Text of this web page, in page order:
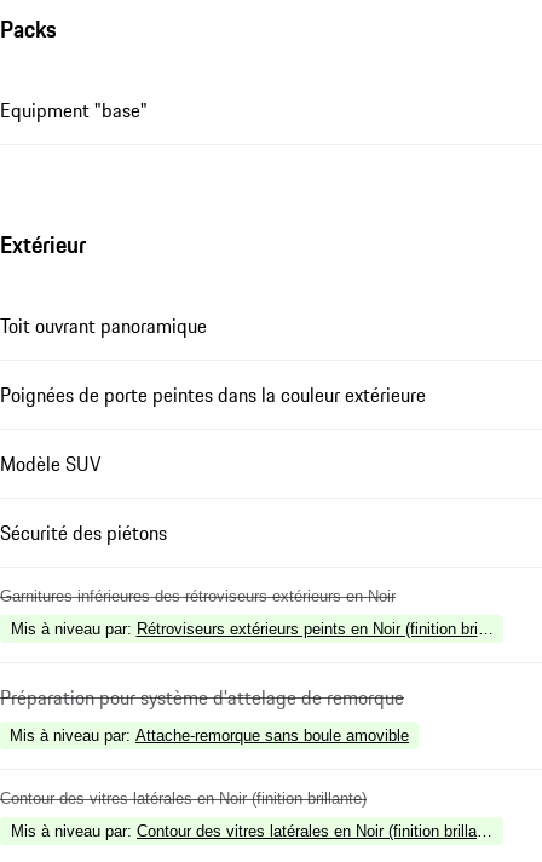
Packs
Equipment "base"
Extérieur
Toit ouvrant panoramique
Poignées de porte peintes dans la couleur extérieure
Modèle SUV
Sécurité des piétons
Garnitures inférieures des rétroviseurs extérieurs en Noir
Mis à niveau par: Rétroviseurs extérieurs peints en Noir (finition brillante)
Préparation pour système d'attelage de remorque
Mis à niveau par: Attache-remorque sans boule amovible
Contour des vitres latérales en Noir (finition brillante)
Mis à niveau par: Contour des vitres latérales en Noir (finition brillante)